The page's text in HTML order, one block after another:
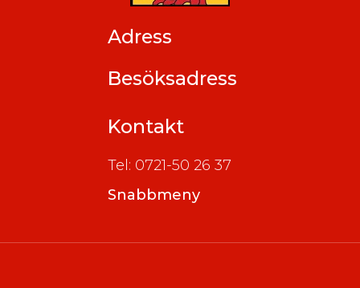
Adress
Besöksadress
Kontakt
Tel: 0721-50 26 37
Snabbmeny